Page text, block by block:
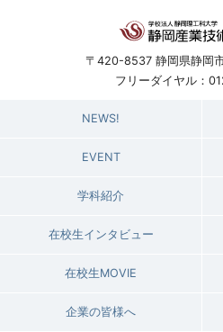
〒420-8537 静岡県静岡
フリーダイヤル：
NEWS!
EVENT
学科紹介
在校生インタビュー
在校生MOVIE
企業の皆様へ